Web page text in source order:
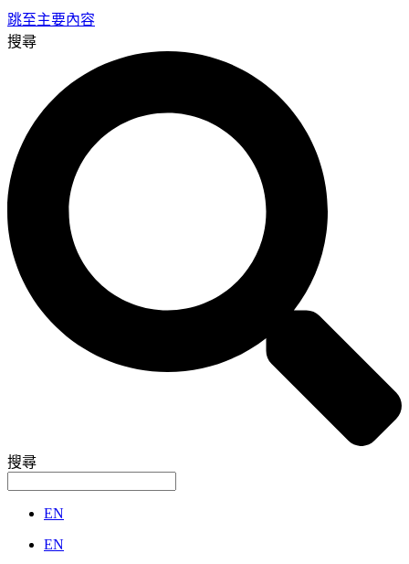
跳至主要內容
搜尋
搜尋
EN
EN